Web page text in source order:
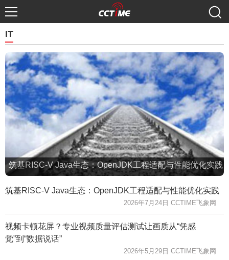
IT
筑基RISC-V Java生态：OpenJDK工程适配与性能优化实践
筑基RISC-V Java生态：OpenJDK工程适配与性能优化实践
2026年7月24日 CCTIME飞象网
视频卡顿花屏？专业视频质量评估测试让画质从“凭感
觉”到“数据说话”
2026年5月29日 CCTIME飞象网